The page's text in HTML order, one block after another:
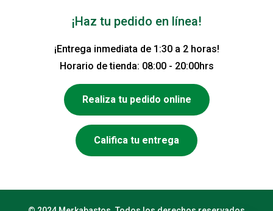
¡Haz tu pedido en línea!
¡Entrega inmediata de 1:30 a 2 horas!
Horario de tienda: 08:00 - 20:00hrs
Realiza tu pedido online
Califica tu entrega